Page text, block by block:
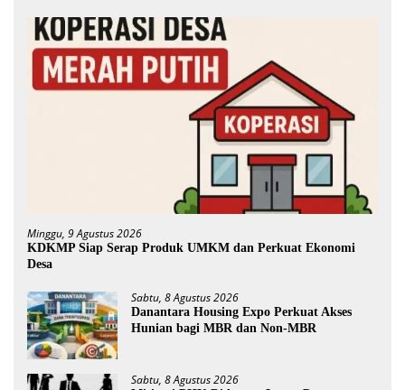
Minggu, 9 Agustus 2026
KDKMP Siap Serap Produk UMKM dan Perkuat Ekonomi
Desa
Sabtu, 8 Agustus 2026
Danantara Housing Expo Perkuat Akses
Hunian bagi MBR dan Non-MBR
Sabtu, 8 Agustus 2026